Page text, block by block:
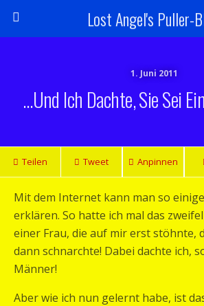
Lost Angel's Puller-
1. Juni 2011
…und Ich Dachte, Sie Sei
Teilen Tweet Anpinnen
Mit dem Internet kann man so
erklären. So hatte ich mal das
einer Frau, die auf mir erst stöhnte,
dann schnarchte! Dabei dachte ich,
Männer!
Aber wie ich nun gelernt habe, ist